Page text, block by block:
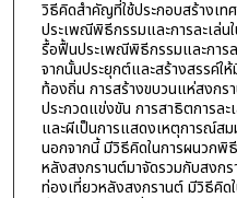
วิธีคิดสำคัญที่ใช้ประกอบสร้างเท
ประเพณีพิธีกรรมและการละเล่
รื้อฟื้นประเพณีพิธีกรรมและการ
จากนั้นประยุกต์และสร้างสรรค์ใ
ท้องถิ่น การสร้างขบวนแห่สงกร
ประกวดแข่งขัน การสาธิตการละ
และผีเป็นการแสดงเหตุการณ์ส
นอกจากนี้ มีวิธีคิดในการผนวกพิ
หลังสงกรานต์มาจัดรวมกับสงกร
ท่องเที่ยวหลังสงกรานต์ มีวิธีคิด